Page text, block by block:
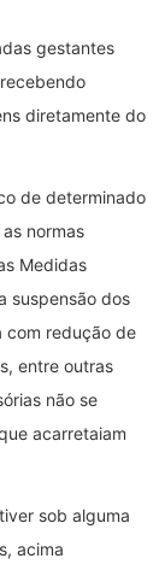
gestantes
diretamente do
de determinado
normas
Medidas
suspensão dos
com redução de
entre outras
não se
acarretaiam
sob alguma
acima